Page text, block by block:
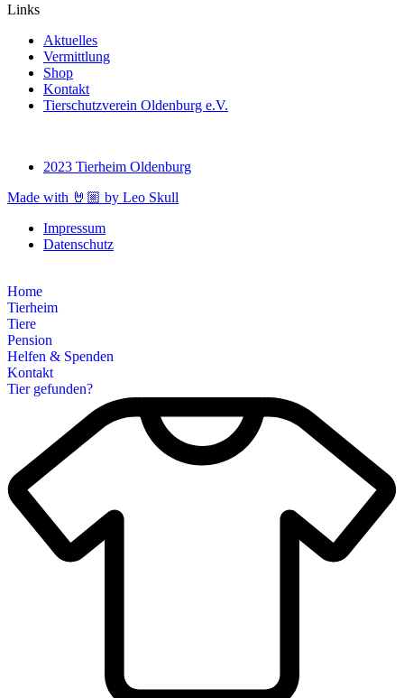
Links
Aktuelles
Vermittlung
Shop
Kontakt
Tierschutzverein Oldenburg e.V.
2023 Tierheim Oldenburg
Made with 🤘🏼 by Leo Skull
Impressum
Datenschutz
Home
Tierheim
Tiere
Pension
Helfen & Spenden
Kontakt
Tier gefunden?